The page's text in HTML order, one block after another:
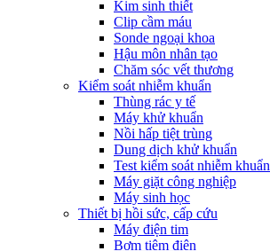
Kim sinh thiết
Clip cầm máu
Sonde ngoại khoa
Hậu môn nhân tạo
Chăm sóc vết thương
Kiểm soát nhiễm khuẩn
Thùng rác y tế
Máy khử khuẩn
Nồi hấp tiệt trùng
Dung dịch khử khuẩn
Test kiểm soát nhiễm khuẩn
Máy giặt công nghiệp
Máy sinh học
Thiết bị hồi sức, cấp cứu
Máy điện tim
Bơm tiêm điện